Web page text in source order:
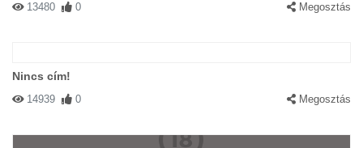
13480 0 Megosztás
Nincs cím!
14939 0 Megosztás